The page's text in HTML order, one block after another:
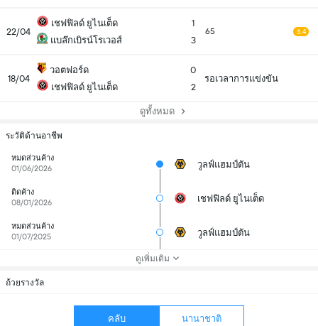
22/04
เชฟฟิลด์ ยูไนเต็ด
แบล๊กเบิรน์โรเวอส์
1
3
65 6.4
18/04
วอตฟอร์ด
เชฟฟิลด์ ยูไนเต็ด
0
2
รอเวลาการแข่งขัน
ดูทั้งหมด
ระวัติด้านอาชีพ
หมดส่วนค้าง
01/06/2026
วูลฟ์แฮมป์ตัน
ติดค้าง
08/01/2026
เชฟฟิลด์ ยูไนเต็ด
หมดส่วนค้าง
01/07/2025
วูลฟ์แฮมป์ตัน
ดูเพิ่มเติม
ถ้วยรางวัล
คลับ นานาชาติ